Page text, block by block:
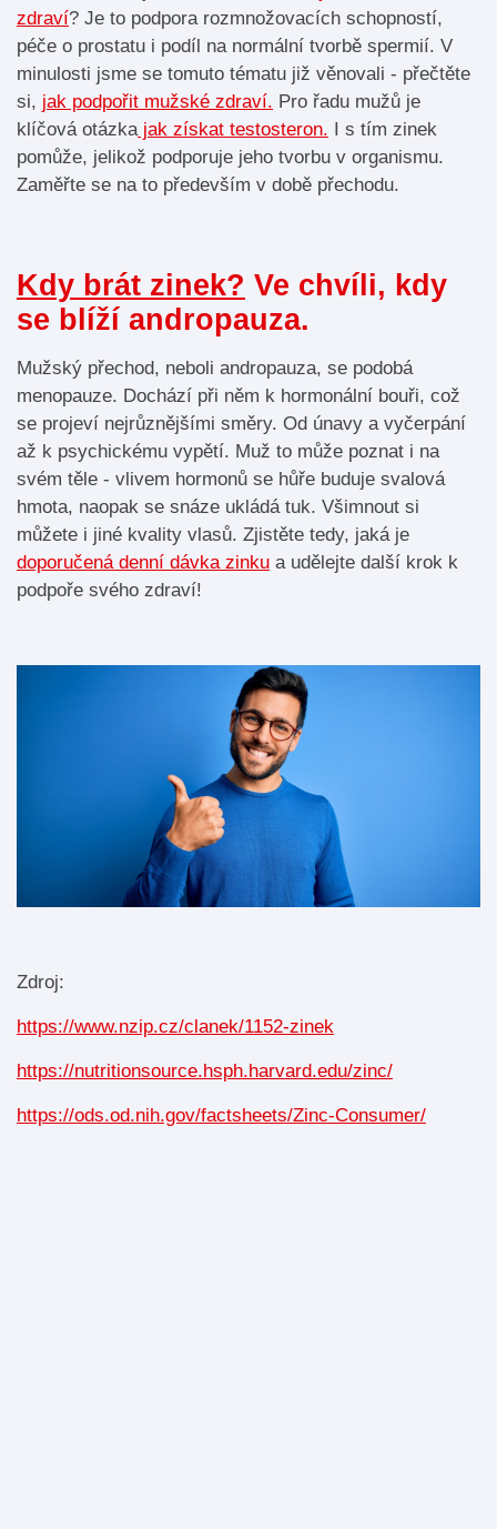
zdraví? Je to podpora rozmnožovacích schopností,
péče o prostatu i podíl na normální tvorbě spermií. V
minulosti jsme se tomuto tématu již věnovali - přečtěte
si, jak podpořit mužské zdraví. Pro řadu mužů je
klíčová otázkajak získat testosteron. I s tím zinek
pomůže, jelikož podporuje jeho tvorbu v organismu.
Zaměřte se na to především v době přechodu.
Kdy brát zinek? Ve chvíli, kdy
se blíží andropauza.
Mužský přechod, neboli andropauza, se podobá
menopauze. Dochází při něm k hormonální bouři, což
se projeví nejrůznějšími směry. Od únavy a vyčerpání
až k psychickému vypětí. Muž to může poznat i na
svém těle - vlivem hormonů se hůře buduje svalová
hmota, naopak se snáze ukládá tuk. Všimnout si
můžete i jiné kvality vlasů. Zjistěte tedy, jaká je
doporučená denní dávka zinku a udělejte další krok k
podpoře svého zdraví!
Zdroj:
https://www.nzip.cz/clanek/1152-zinek
https://nutritionsource.hsph.harvard.edu/zinc/
https://ods.od.nih.gov/factsheets/Zinc-Consumer/